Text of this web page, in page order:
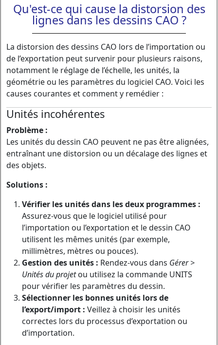
Qu'est-ce qui cause la distorsion des
lignes dans les dessins CAO ?
La distorsion des dessins CAO lors de l’importation ou
de l’exportation peut survenir pour plusieurs raisons,
notamment le réglage de l’échelle, les unités, la
géométrie ou les paramètres du logiciel CAO. Voici les
causes courantes et comment y remédier :
Unités incohérentes
Problème :
Les unités du dessin CAO peuvent ne pas être alignées,
entraînant une distorsion ou un décalage des lignes et
des objets.
Solutions :
Vérifier les unités dans les deux programmes :
Assurez-vous que le logiciel utilisé pour
l’importation ou l’exportation et le dessin CAO
utilisent les mêmes unités (par exemple,
millimètres, mètres ou pouces).
Gestion des unités : Rendez-vous dans Gérer >
Unités du projetou utilisez la commande UNITS
pour vérifier les paramètres du dessin.
Sélectionner les bonnes unités lors de
l’export/import : Veillez à choisir les unités
correctes lors du processus d’exportation ou
d’importation.